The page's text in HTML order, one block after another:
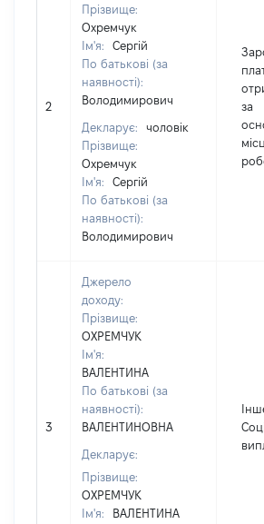
2
Прізвище:
Охремчук
Ім'я:
Сергій
По батькові (за
наявності):
Володимирович
Декларує:
чоловік
Прізвище:
Охремчук
Ім'я:
Сергій
По батькові (за
наявності):
Володимирович
за
3
Джерело
доходу:
Прізвище:
ОХРЕМЧУК
Ім'я:
ВАЛЕНТИНА
По батькові (за
наявності):
ВАЛЕНТИНОВНА
Декларує:
Прізвище:
ОХРЕМЧУК
Ім'я:
ВАЛЕНТИНА